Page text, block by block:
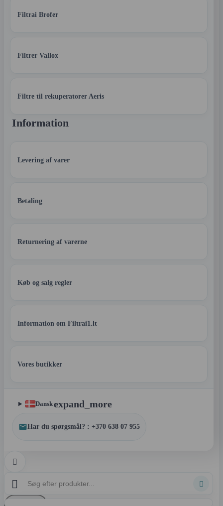
Filtrai Brofer
Filtrer Vallox
Filtre til rekuperatorer Aeris
Information
Levering af varer
Betaling
Returnering af varerne
Køb og salg regler
Information om Filtrai1.lt
Vores butikker
Danskexpand_more
Har du spørgsmål? : +370 638 07 955

 